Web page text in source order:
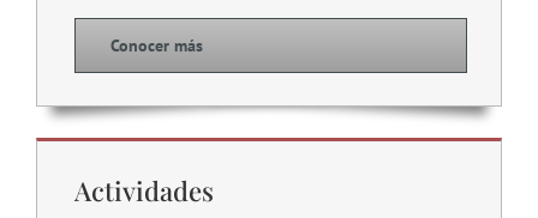
Conocer más
Actividades